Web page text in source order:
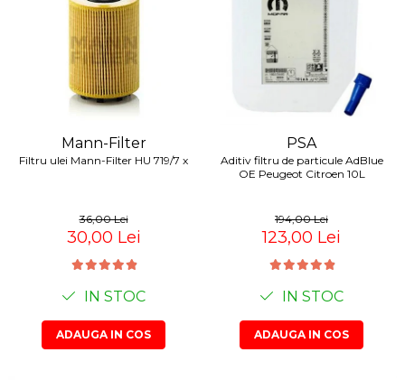
Mann-Filter
Filtru ulei Mann-Filter HU 719/7 x
36,00 Lei
30,00 Lei
IN STOC
ADAUGA IN COS
PSA
Aditiv filtru de particule AdBlue
OE Peugeot Citroen 10L
194,00 Lei
123,00 Lei
IN STOC
ADAUGA IN COS